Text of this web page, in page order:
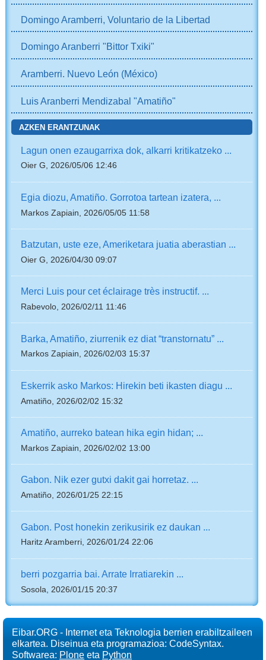
Domingo Aramberri, Voluntario de la Libertad
Domingo Aranberri "Bittor Txiki"
Aramberri. Nuevo León (México)
Luis Aranberri Mendizabal "Amatiño"
AZKEN ERANTZUNAK
Lagun onen ezaugarrixa dok, alkarri kritikatzeko ...
Oier G, 2026/05/06 12:46
Egia diozu, Amatiño. Gorrotoa tartean izatera, ...
Markos Zapiain, 2026/05/05 11:58
Batzutan, uste eze, Ameriketara juatia aberastian ...
Oier G, 2026/04/30 09:07
Merci Luis pour cet éclairage très instructif. ...
Rabevolo, 2026/02/11 11:46
Barka, Amatiño, ziurrenik ez diat “transtornatu” ...
Markos Zapiain, 2026/02/03 15:37
Eskerrik asko Markos: Hirekin beti ikasten diagu ...
Amatiño, 2026/02/02 15:32
Amatiño, aurreko batean hika egin hidan; ...
Markos Zapiain, 2026/02/02 13:00
Gabon. Nik ezer gutxi dakit gai horretaz. ...
Amatiño, 2026/01/25 22:15
Gabon. Post honekin zerikusirik ez daukan ...
Haritz Aramberri, 2026/01/24 22:06
berri pozgarria bai. Arrate Irratiarekin ...
Sosola, 2026/01/15 20:37
Eibar.ORG - Internet eta Teknologia berrien erabiltzaileen
elkartea. Diseinua eta programazioa: CodeSyntax.
Softwarea: Plone eta Python